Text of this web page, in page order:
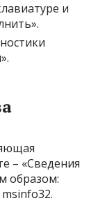
и
– «Сведения
образом: